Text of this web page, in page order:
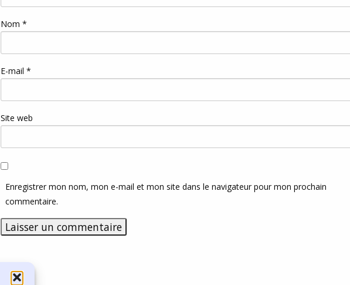
Nom *
E-mail *
Site web
Enregistrer mon nom, mon e-mail et mon site dans le navigateur pour mon prochain
commentaire.